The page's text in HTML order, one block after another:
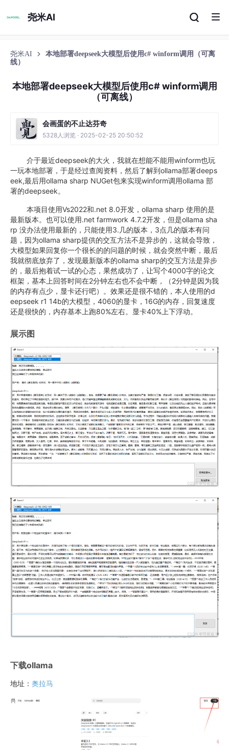
尧米AI
尧米AI
本地部署deepseek大模型后使用c# winform调用（可离
线）
本地部署deepseek大模型后使用c# winform调用
（可离线）
会画蛋的不止达芬奇
5328人浏览 · 2025-02-25 20:50:52
介于最近deepseek的大火，我就在想能不能用winform也玩
一玩本地部署，于是经过查阅资料，然后了解到ollama部署deeps
eek,最后用ollama sharp NUGet包来实现winform调用ollama 部
署的deepseek。
本项目使用Vs2022和.net 8.0开发，ollama sharp 使用的是
最新版本。也可以使用.net farmwork 4.7.2开发，但是ollama sha
rp 没办法使用最新的，只能使用3.几的版本，3点几的版本有问
题，因为ollama sharp提供的交互方法不是异步的，这就会导致，
大模型如果回复你一个很长的的问题的时候，就会突然中断，最后
我就彻底放弃了，发现最新版本的ollama sharp的交互方法是异步
的，最后抱着试一试的心态，果然成功了，让写个4000字的论文
框架，基本上回答时间在2分钟左右也不会中断，（2分钟是因为我
的内存有点少，显卡还行吧）。效果还是很不错的，本人使用的d
eepseek r1 14b的大模型，4060的显卡，16G的内存，回复速度
还是很快的，内存基本上跑80%左右。显卡40%上下浮动。
展示图
下载ollama
地址： 奥拉马